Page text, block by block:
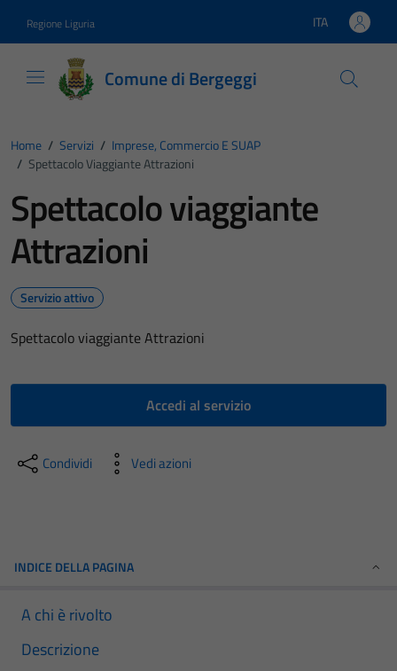
Regione Liguria Lingua attiva:
ITA
Comune di Bergeggi
Home / Servizi / Imprese, Commercio E SUAP
/ Spettacolo Viaggiante Attrazioni
Spettacolo viaggiante
Attrazioni
Servizio attivo
Spettacolo viaggiante Attrazioni
Accedi al servizio
Condividi Vedi azioni
INDICE DELLA PAGINA
A chi è rivolto
Descrizione